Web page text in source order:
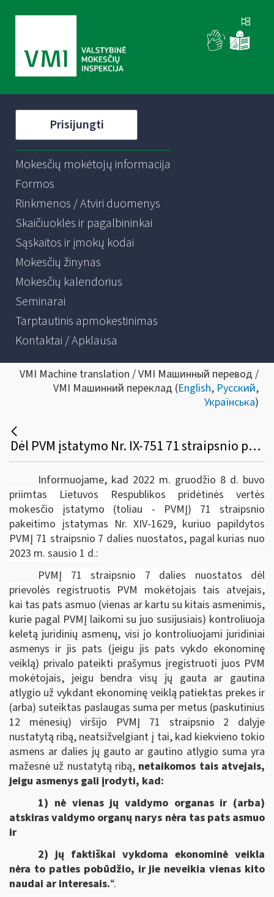
Prisijungti
Mokesčių mokėtojų informacija
Formos
Rinkmenos / Atviri duomenys
Skaičiuoklės ir pagalbininkai
Sąskaitos ir įmokų kodai
Mokesčių žinynas
Mokesčių kalendorius
Seminarai
Tarptautinis apmokestinimas
Kontaktai / Apklausa
VMI Machine translation / VMI Машинный перевод /
VMI Машинний переклад (English, Русский,
Українська)
Dėl PVM įstatymo Nr. IX-751 71 straipsnio pakeitimo įstatymo
Informuojame, kad 2022 m. gruodžio 8 d. buvo
priimtas Lietuvos Respublikos pridėtinės vertės
mokesčio įstatymo (toliau ­- PVMĮ) 71 straipsnio
pakeitimo įstatymas Nr. XIV-1629, kuriuo papildytos
PVMĮ 71 straipsnio 7 dalies nuostatos, pagal kurias nuo
2023 m. sausio 1 d.:
PVMĮ 71 straipsnio 7 dalies nuostatos dėl
prievolės registruotis PVM mokėtojais tais atvejais,
kai tas pats asmuo (vienas ar kartu su kitais asmenimis,
kurie pagal PVMĮ laikomi su juo susijusiais) kontroliuoja
keletą juridinių asmenų, visi jo kontroliuojami juridiniai
asmenys ir jis pats (jeigu jis pats vykdo ekonominę
veiklą) privalo pateikti prašymus įregistruoti juos PVM
mokėtojais, jeigu bendra visų jų gauta ar gautina
atlygio už vykdant ekonominę veiklą patiektas prekes ir
(arba) suteiktas paslaugas suma per metus (paskutinius
12 mėnesių) viršijo PVMĮ 71 straipsnio 2 dalyje
nustatytą ribą, neatsižvelgiant į tai, kad kiekvieno tokio
asmens ar dalies jų gauto ar gautino atlygio suma yra
mažesnė už nustatytą ribą, netaikomos tais atvejais,
jeigu asmenys gali įrodyti, kad:
1) nė vienas jų valdymo organas ir (arba)
atskiras valdymo organų narys nėra tas pats asmuo
ir
2) jų faktiškai vykdoma ekonominė veikla
nėra to paties pobūdžio, ir jie neveikia vienas kito
naudai ar interesais.“.